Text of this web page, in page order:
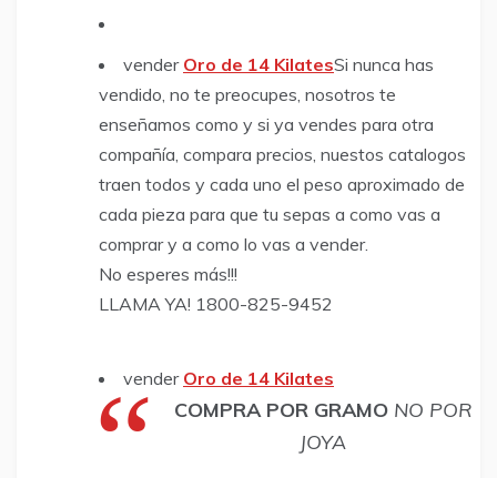
vender Oro de 14 KilatesSi nunca has
vendido, no te preocupes, nosotros te
enseñamos como y si ya vendes para otra
compañía, compara precios, nuestos catalogos
traen todos y cada uno el peso aproximado de
cada pieza para que tu sepas a como vas a
comprar y a como lo vas a vender.
​​No esperes más!!!
LLAMA YA! 1800-825-9452
vender Oro de 14 Kilates
COMPRA POR GRAMO NO POR
JOYA